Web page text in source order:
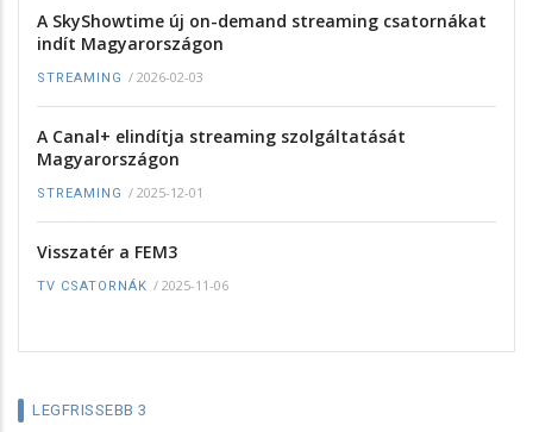
A SkyShowtime új on-demand streaming csatornákat
indít Magyarországon
STREAMING / 2026-02-03
A Canal+ elindítja streaming szolgáltatását
Magyarországon
STREAMING / 2025-12-01
Visszatér a FEM3
TV CSATORNÁK / 2025-11-06
LEGFRISSEBB 3